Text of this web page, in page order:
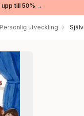
upp till 50% →
Personlig utveckling